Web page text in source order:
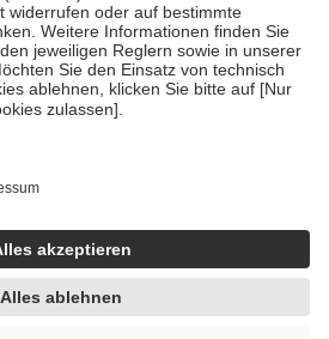
und Früherkennung, die von der
dass es sich um echte Bewertungen
de/articles/4419944605341
unter Zuhilfenahme künstlicher